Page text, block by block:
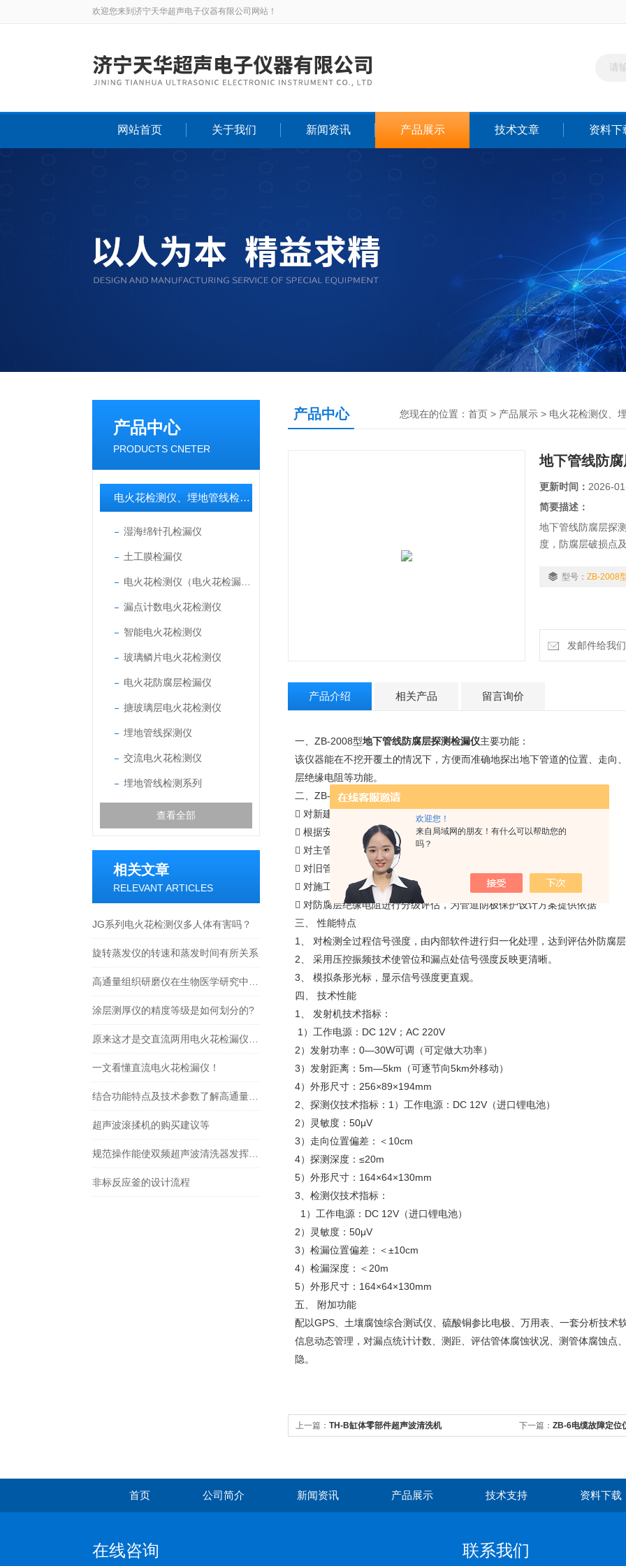
欢迎您！
来自局域网的朋友！有什么可以帮助您的
吗？
欢迎您来到济宁天华超声电子仪器有限公司网站！
网站首页 关于我们 新闻资讯 产品展示 技术文章 资料下
产品中心
PRODUCTS CNETER
电火花检测仪、埋地管线检测仪
湿海绵针孔检漏仪
土工膜检漏仪
漏点计数电火花检测仪
智能电火花检测仪
玻璃鳞片电火花检测仪
电火花防腐层检漏仪
搪玻璃层电火花检测仪
埋地管线探测仪
交流电火花检测仪
埋地管线检测系列
查看全部
相关文章
RELEVANT ARTICLES
JG系列电火花检测仪多人体有害吗？
旋转蒸发仪的转速和蒸发时间有所关系
涂层测厚仪的精度等级是如何划分的?
一文看懂直流电火花检漏仪！
超声波滚揉机的购买建议等
非标反应釜的设计流程
产品中心 您现在的位置： 首页 > 产品展示 > 电火花检测仪、
地下管线防
更新时间： 2026-
简要描述：
地下管线防腐层探
度，防腐层破损点
型号： ZB-2008
发邮件给我
产品介绍 相关产品 留言询价
一、ZB-2008型地下管线防腐层探测检漏仪主要功能：
该仪器能在不挖开覆土的情况下，方便而准确地探出地下管道的位置、走向
层绝缘电阻等功能。
二、ZB-2008型地下管线防腐层探测检漏仪
 对新建管道进行监理及竣工验收
 根据安全规程，对在线运行管线进行定期检测，确保阴极保护效果
 对主管线上分支、盲板进行定位
 对旧管线进行检测、评估，确定该管段是否需要大修或更换
 对施工区段进行前期探查，防止施工时挖断其他管线
 对防腐层绝缘电阻进行分级评估，为管道阴极保护设计方案提供依据
三、 性能特点
1、 对检测全过程信号强度，由内部软件进行归一化处理，达到评估外防腐
2、 采用压控振频技术使管位和漏点处信号强度反映更清晰。
3、 模拟条形光标，显示信号强度更直观。
四、 技术性能
1、 发射机技术指标：
1）工作电源：DC 12V；AC 220V
2）发射功率：0—30W可调（可定做大功率）
3）发射距离：5m—5km（可逐节向5km外移动）
4）外形尺寸：256×89×194mm
2、探测仪技术指标：1）工作电源：DC 12V（进口锂电池）
2）灵敏度：50μV
3）走向位置偏差：＜10cm
4）探测深度：≤20m
5）外形尺寸：164×64×130mm
3、检测仪技术指标：
1）工作电源：DC 12V（进口锂电池）
2）灵敏度：50μV
3）检漏位置偏差：＜±10cm
4）检漏深度：＜20m
5）外形尺寸：164×64×130mm
五、 附加功能
配以GPS、土壤腐蚀综合测试仪、硫酸铜参比电极、万用表、一套分析技术
信息动态管理，对漏点统计计数、测距、评估管体腐蚀状况、测管体腐蚀点
隐。
上一篇： TH-B缸体零部件超声波清洗机 下一篇： ZB-6电缆故障定位
首页 公司简介 新闻资讯 产品展示 技术支持 资料下载
在线咨询 联系我们